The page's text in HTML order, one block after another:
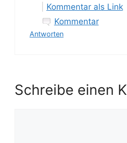
Kommentar als Link
Kommentar
Antworten
Schreibe einen